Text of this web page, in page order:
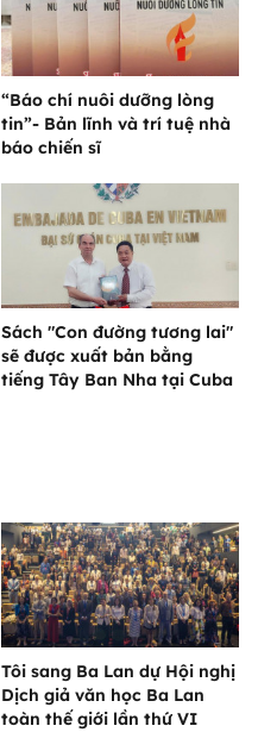
“Báo chí nuôi dưỡng lòng
tin”- Bản lĩnh và trí tuệ nhà
báo chiến sĩ
Sách "Con đường tương lai"
sẽ được xuất bản bằng
tiếng Tây Ban Nha tại Cuba
Tôi sang Ba Lan dự Hội nghị
Dịch giả văn học Ba Lan
toàn thế giới lần thứ VI